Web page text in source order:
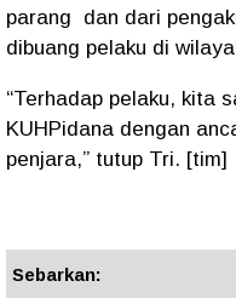
parang dan dari
dibuang pelaku di
“Terhadap pelaku, kita
KUHPidana dengan
penjara,” tutup Tri. [tim]
Sebarkan: